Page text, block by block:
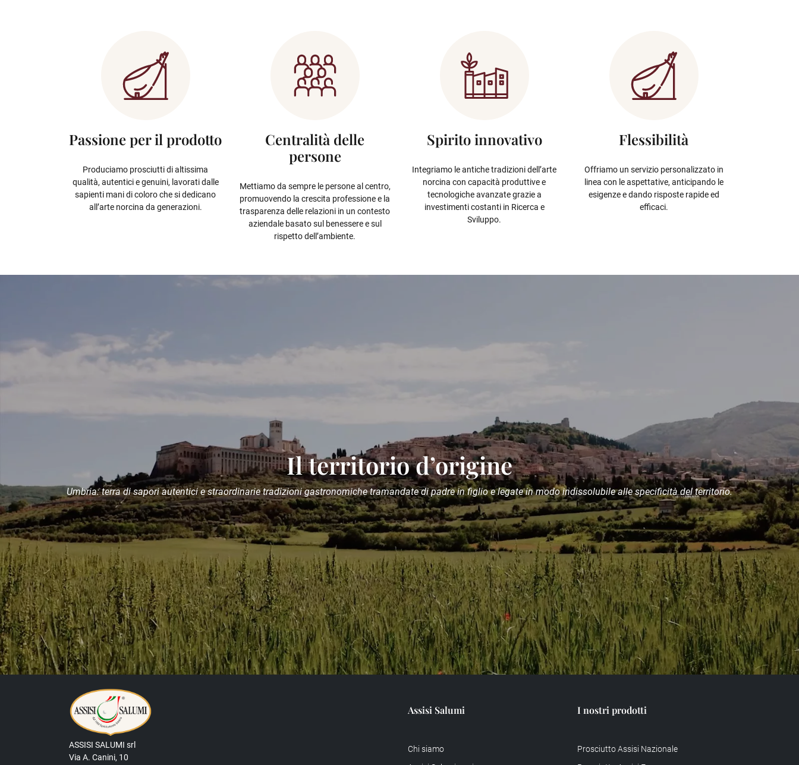
Passione per il prodotto
Produciamo prosciutti di altissima
qualità, autentici e genuini, lavorati dalle
sapienti mani di coloro che si dedicano
all’arte norcina da generazioni.
Centralità delle
persone
Mettiamo da sempre le persone al centro,
promuovendo la crescita professione e la
trasparenza delle relazioni in un contesto
aziendale basato sul benessere e sul
rispetto dell’ambiente.
Spirito innovativo
Integriamo le antiche tradizioni dell’arte
norcina con capacità produttive e
tecnologiche avanzate grazie a
investimenti costanti in Ricerca e
Sviluppo.
Flessibilità
Offriamo un servizio personalizzato in
linea con le aspettative, anticipando le
esigenze e dando risposte rapide ed
efficaci.
Il territorio d’origine
Umbria: terra di sapori autentici e straordinarie tradizioni gastronomiche tramandate di padre in figlio e legate in modo indissolubile alle specificità del territorio.
ASSISI SALUMI srl
Via A. Canini, 10
Assisi Salumi
Chi siamo
I nostri prodotti
Prosciutto Assisi Nazionale